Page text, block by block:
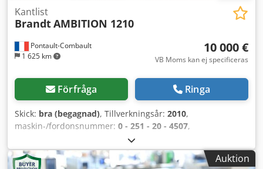
Pontault-Combault
1 625 km
Kantlist
BrandtAMBITION 1210
10 000 €
VB Moms kan ej specificeras
Förfråga Ringa
Skick: bra (begagnad), Tillverkningsår: 2010,
maskin-/fordonsnummer: 0 - 251 - 20 - 4507,
helt fungerande
massivt trä har denna maskin använts mycket lite och är i
gott skick. Kan ses i verkstad. Dcodoxzp Uwopfx AatjkAuktion